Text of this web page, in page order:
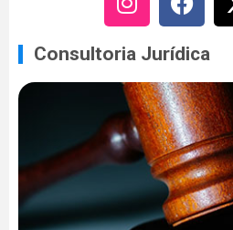
Consultoria Jurídica